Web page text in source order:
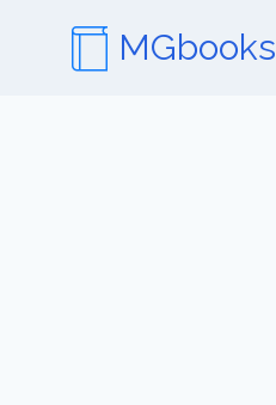
содержимому
MGbooks